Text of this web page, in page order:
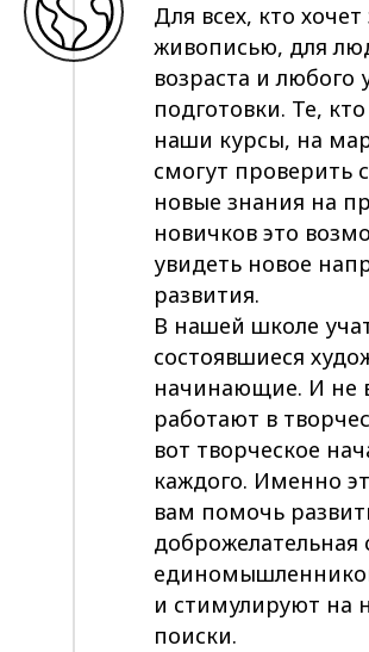
Для всех, кто
живописью, для
возраста и любого
подготовки. Те,
наши курсы, на
смогут проверить
новые знания на
новичков это
увидеть новое
развития.
В нашей школе
состоявшиеся
начинающие. И не
работают в
вот творческое
каждого. Именно
вам помочь
доброжелательная
и стимулируют на
поиски.